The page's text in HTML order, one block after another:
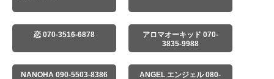
恋 070-3516-6878
アロマオーキッド 070-
3835-9988
NANOHA 090-5503-8386
ANGEL エンジェル 080-